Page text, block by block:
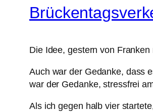
Die Idee, gestern von
Auch war der Gedanke, dass
war der Gedanke, stressfrei
Als ich gegen halb vier